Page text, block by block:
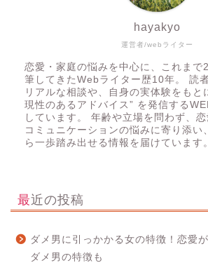
運営者/webライター
hayakyo
恋愛・家庭の悩みを中心に、これまで
筆してきたWebライター歴10年。 読
リアルな相談や、自身の実体験をもと
現性のあるアドバイス” を発信する
しています。 年齢や立場を問わず、恋
コミュニケーションの悩みに寄り添い
ら一歩踏み出せる情報を届けています。
最近の投稿
ダメ男に引っかかる女の特徴！恋愛
ダメ男の特徴も